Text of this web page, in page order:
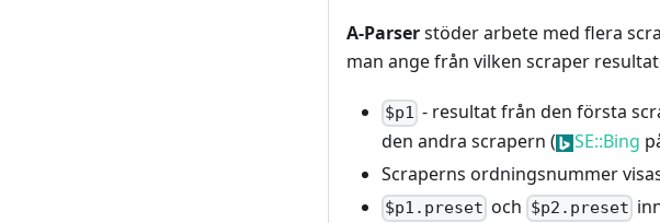
A-Parserstöder arbete med flera
man ange från vilken scraper
$p1 - resultat från den första
den andra scrapern (
SE::Bing
Scraperns ordningsnummer
$p1.preset och $p2.preset